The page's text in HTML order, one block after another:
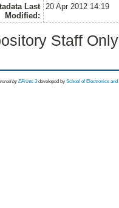
Last
Modified:
20 Apr 2012 14:19
Staff
byEPrints 3 developed by School of Electronics